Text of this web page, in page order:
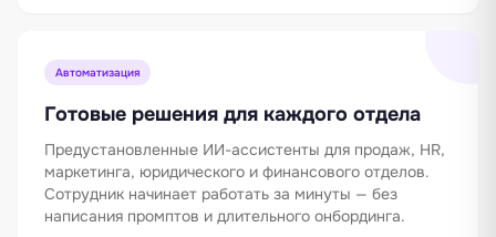
Автоматизация
Готовые решения для каждого отдела
Предустановленные ИИ-ассистенты для продаж, HR,
маркетинга, юридического и финансового отделов.
Сотрудник начинает работать за минуты — без
написания промптов и длительного онбординга.